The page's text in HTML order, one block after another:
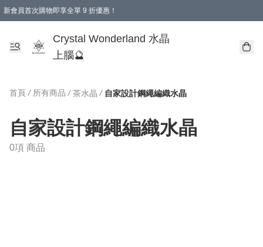
新會員首次購物即享全單 9 折優惠！
Crystal Wonderland 水晶
上腦🔮
首頁 / 所有商品 / 茶水晶 / 自家設計鋼繩編織水晶
自家設計鋼繩編織水晶
0項 商品